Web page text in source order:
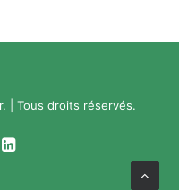
| Tous droits réservés.